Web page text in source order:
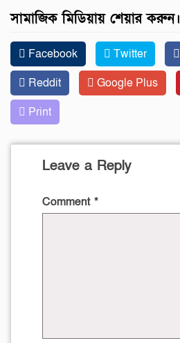
সামাজিক মিডিয়ায় শেয়ার করুন।
Facebook Twitter
Reddit
Google Plus
Print
Leave a Reply
Comment *